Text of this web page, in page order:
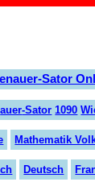
Sator
auer-Sator 1090
Mathematik
Deutsch